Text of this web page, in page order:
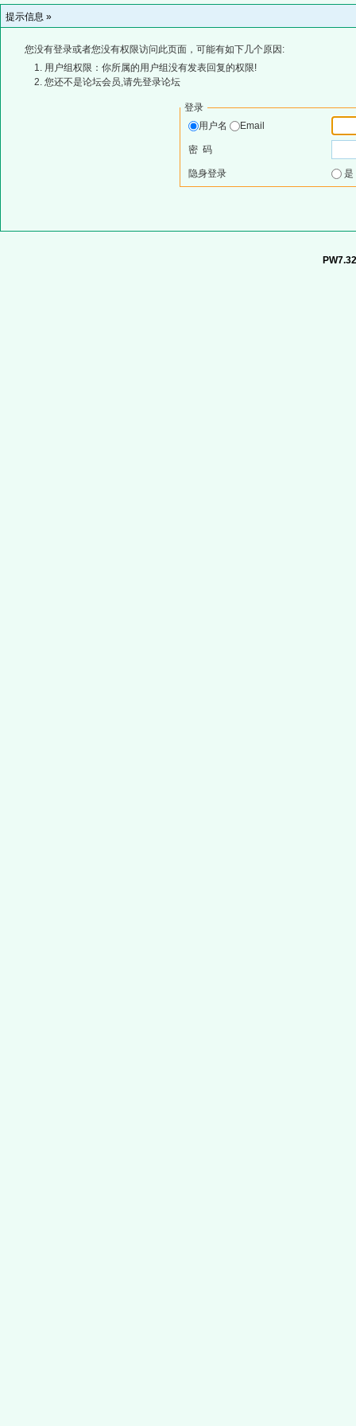
提示信息 »
您没有登录或者您没有权限访问此页面，可能有如下几个原因:
用户组权限：你所属的用户组没有发表回复的权限!
您还不是论坛会员,请先登录论坛
登录
用户名
Email
密 码
隐身登录